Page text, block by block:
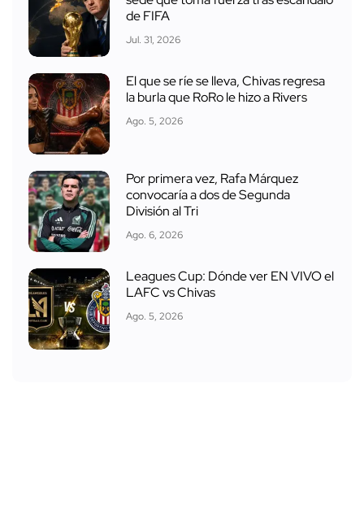
de FIFA
Jul. 31, 2026
El que se ríe se lleva, Chivas regresa
la burla que RoRo le hizo a Rivers
Ago. 5, 2026
Por primera vez, Rafa Márquez
convocaría a dos de Segunda
División al Tri
Ago. 6, 2026
Leagues Cup: Dónde ver EN VIVO el
LAFC vs Chivas
Ago. 5, 2026